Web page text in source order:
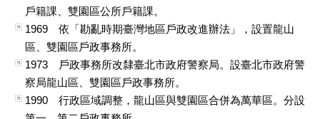
戶籍課、雙園區公所戶籍課。
1969 依「勘亂時期臺灣地區戶政改進辦法」，設置龍山
區、雙園區戶政事務所。
1973 戶政事務所改隸臺北市政府警察局。設臺北市政府警
察局龍山區、雙園區戶政事務所。
1990 行政區域調整，龍山區與雙園區合併為萬華區。分設